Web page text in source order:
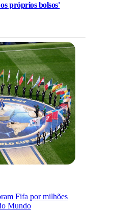
próprios bolsos'
Fifa por milhões
Mundo